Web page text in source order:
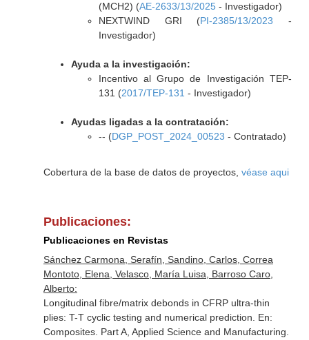
(MCH2) (AE-2633/13/2025- Investigador)
NEXTWIND GRI (PI-2385/13/2023 -
Investigador)
Ayuda a la investigación:
Incentivo al Grupo de Investigación TEP-
131 (2017/TEP-131 - Investigador)
Ayudas ligadas a la contratación:
-- (DGP_POST_2024_00523 - Contratado)
Cobertura de la base de datos de proyectos, véase aqui
Publicaciones:
Publicaciones en Revistas
Sánchez Carmona, Serafín, Sandino, Carlos, Correa
Montoto, Elena, Velasco, María Luisa, Barroso Caro,
Alberto:
Longitudinal fibre/matrix debonds in CFRP ultra-thin
plies: T-T cyclic testing and numerical prediction. En:
Composites. Part A, Applied Science and Manufacturing